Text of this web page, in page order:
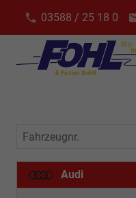
03588 / 25 18 0
Fahrzeugnr.
Audi